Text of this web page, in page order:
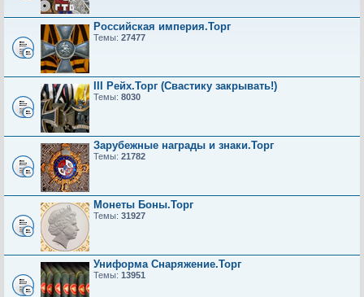
Российская империя.Торг
Темы: 27477
III Рейх.Торг (Свастику закрывать!)
Темы: 8030
Зарубежные награды и знаки.Торг
Темы: 21782
Монеты Боны.Торг
Темы: 31927
Униформа Снаряжение.Торг
Темы: 13951